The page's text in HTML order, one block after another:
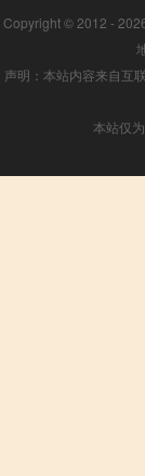
Copyright © 2012 -
声明：本站内容来自互
本站仅